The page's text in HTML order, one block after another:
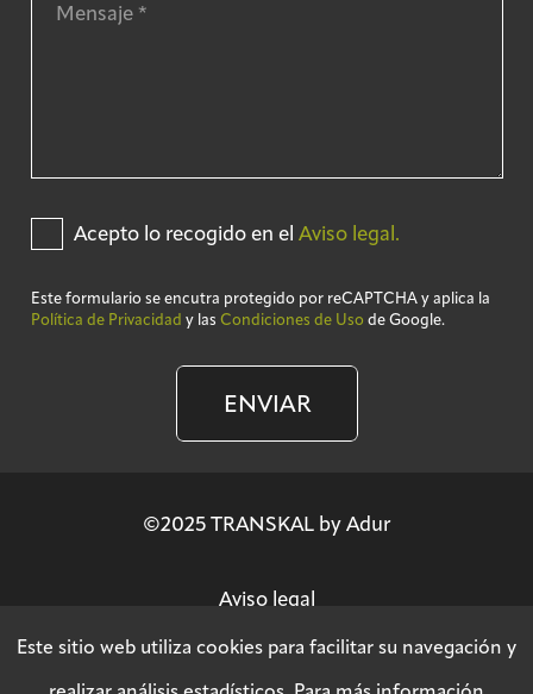
Acepto lo recogido en el Aviso legal.
Este formulario se encutra protegido por reCAPTCHA y aplica la
Política de Privacidad y las Condiciones de Uso de Google.
ENVIAR
©2025 TRANSKAL by Adur
Aviso legal
Este sitio web utiliza cookies para facilitar su navegación y